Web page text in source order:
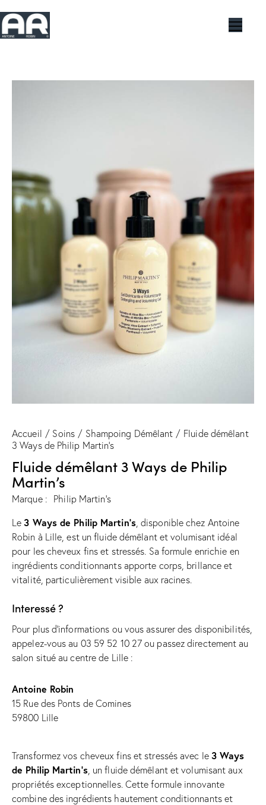
Accueil Soins Shampoing Démêlant
Fluide démêlant
3 Ways de Philip Martin’s
Fluide démêlant 3 Ways de Philip
Martin’s
Marque : Philip Martin's
Le3 Ways de Philip Martin’s, disponible chez Antoine
Robin à Lille, est un fluide démêlant et volumisant idéal
pour les cheveux fins et stressés. Sa formule enrichie en
ingrédients conditionnants apporte corps, brillance et
vitalité, particulièrement visible aux racines.
Interessé ?
Pour plus d'informations ou vous assurer des disponibilités,
appelez-vous au 03 59 52 10 27 ou passez directementau
salon situé au centre de Lille :
Antoine Robin
15 Rue des Ponts de Comines
59800 Lille
Transformez vos cheveux fins et stressés avec le 3 Ways
de Philip Martin’s, un fluide démêlant et volumisant aux
propriétés exceptionnelles. Cette formule innovante
combine des ingrédients hautement conditionnants et